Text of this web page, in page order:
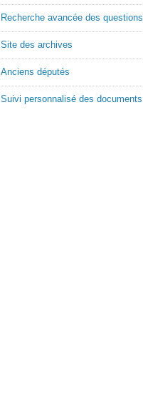
Recherche avancée des questions
Site des archives
Anciens députés
Suivi personnalisé des documents